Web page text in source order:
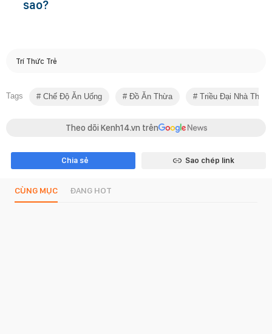
sao?
Trí Thức Trẻ
Tags Chế Độ Ăn Uống Đồ Ăn Thừa Triều Đại Nhà Thanh
Theo dõi Kenh14.vn trên
Chia sẻ Sao chép link
CÙNG MỤC ĐANG HOT